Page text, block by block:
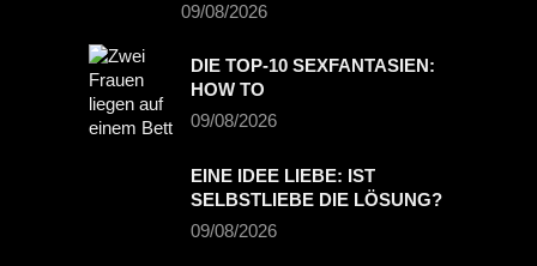
09/08/2026
DIE TOP-10 SEXFANTASIEN:
HOW TO
09/08/2026
EINE IDEE LIEBE: IST
SELBSTLIEBE DIE LÖSUNG?
09/08/2026